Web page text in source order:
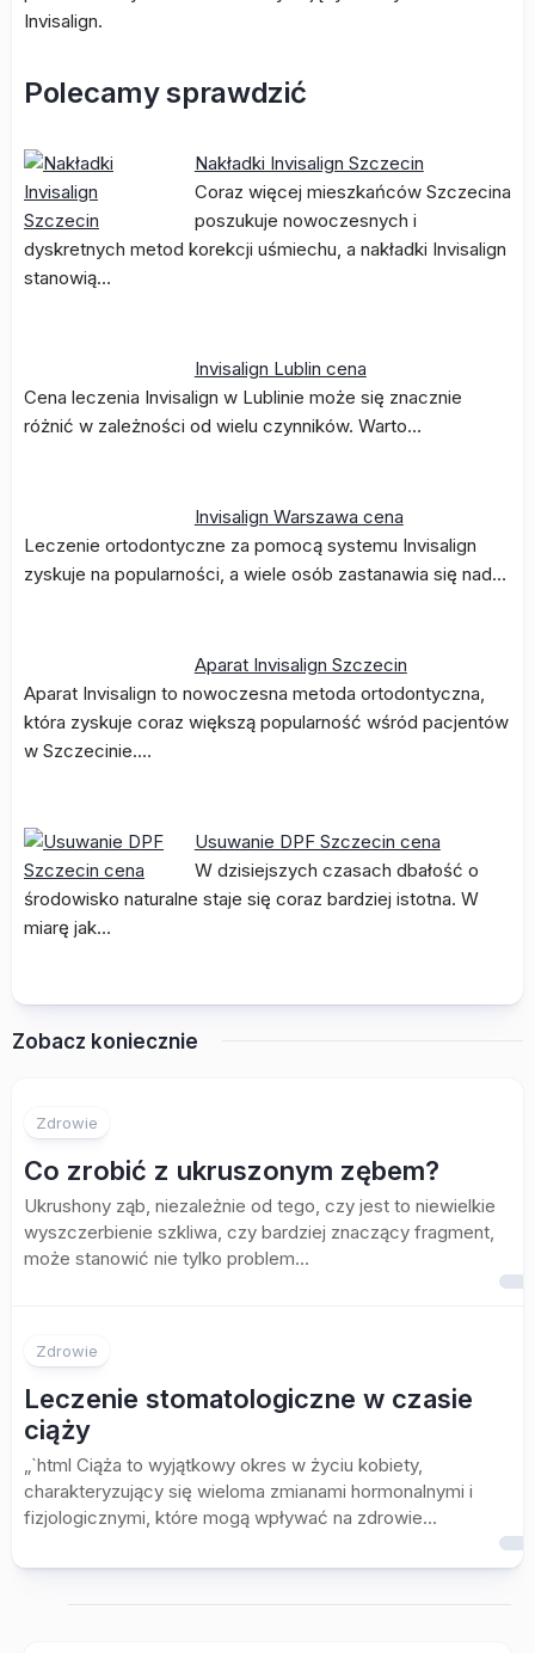
Invisalign.
Polecamy sprawdzić
Nakładki Invisalign Szczecin
Coraz więcej mieszkańców Szczecina
poszukuje nowoczesnych i
dyskretnych metod korekcji uśmiechu, a nakładki Invisalign
stanowią…
Invisalign Lublin cena
Cena leczenia Invisalign w Lublinie może się znacznie
różnić w zależności od wielu czynników. Warto…
Invisalign Warszawa cena
Leczenie ortodontyczne za pomocą systemu Invisalign
zyskuje na popularności, a wiele osób zastanawia się nad…
Aparat Invisalign Szczecin
Aparat Invisalign to nowoczesna metoda ortodontyczna,
która zyskuje coraz większą popularność wśród pacjentów
w Szczecinie.…
Usuwanie DPF Szczecin cena
W dzisiejszych czasach dbałość o
środowisko naturalne staje się coraz bardziej istotna. W
miarę jak…
Zobacz koniecznie
Zdrowie
Co zrobić z ukruszonym zębem?
Ukrushony ząb, niezależnie od tego, czy jest to niewielkie
wyszczerbienie szkliwa, czy bardziej znaczący fragment,
może stanowić nie tylko problem...
Zdrowie
Leczenie stomatologiczne w czasie
ciąży
„`html Ciąża to wyjątkowy okres w życiu kobiety,
charakteryzujący się wieloma zmianami hormonalnymi i
fizjologicznymi, które mogą wpływać na zdrowie...